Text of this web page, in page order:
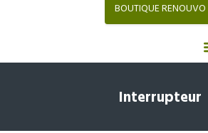
BOUTIQUE RENOUVO
Interrupteur